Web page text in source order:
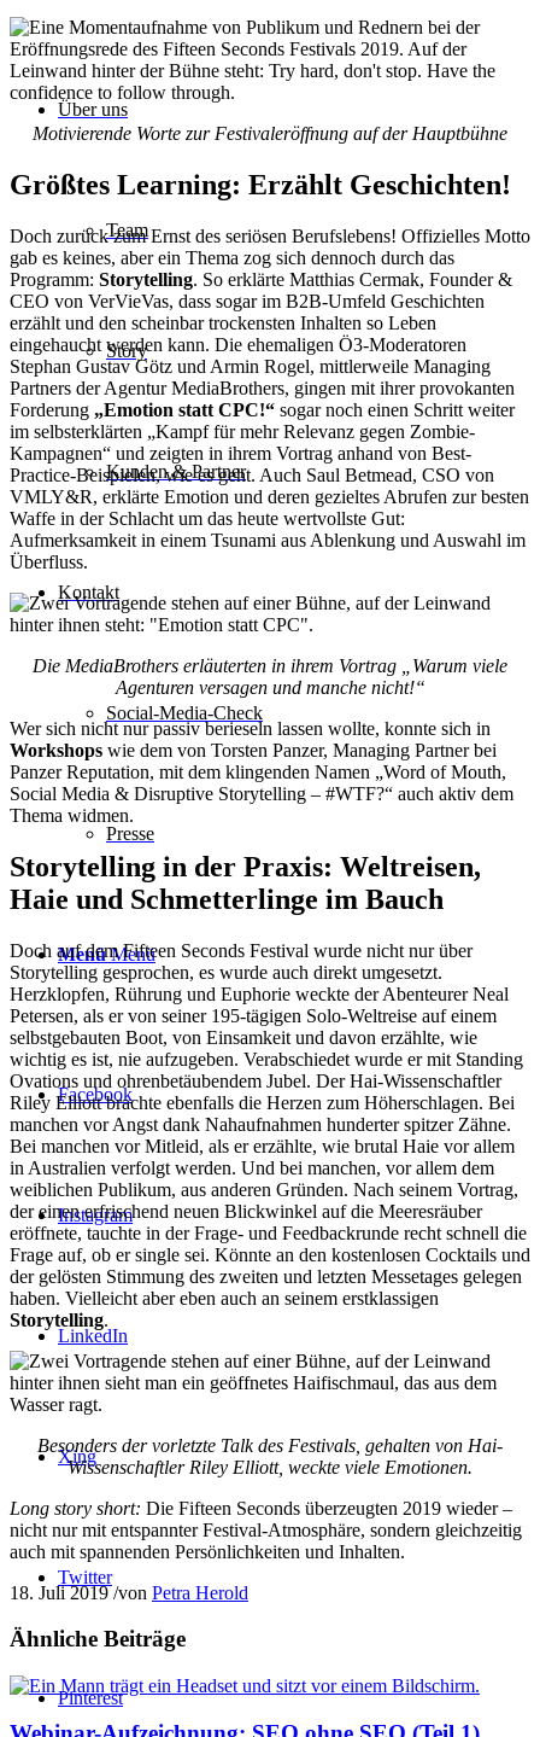
Über uns
Team
Story
Kunden & Partner
Kontakt
Social-Media-Check
Presse
Menü Menü
Facebook
Instagram
LinkedIn
Xing
Twitter
Pinterest
Motivierende Worte zur Festivaleröffnung auf der Hauptbühne
Größtes Learning: Erzählt Geschichten!
Doch zurück zum Ernst des seriösen Berufslebens! Offizielles Motto
gab es keines, aber ein Thema zog sich dennoch durch das
Programm: Storytelling. So erklärte Matthias Cermak, Founder &
CEO von VerVieVas, dass sogar im B2B-Umfeld Geschichten
erzählt und den scheinbar trockensten Inhalten so Leben
eingehaucht werden kann. Die ehemaligen Ö3-Moderatoren
Stephan Gustav Götz und Armin Rogel, mittlerweile Managing
Partners der Agentur MediaBrothers, gingen mit ihrer provokanten
Forderung „Emotion statt CPC!“ sogar noch einen Schritt weiter
im selbsterklärten „Kampf für mehr Relevanz gegen Zombie-
Kampagnen“ und zeigten in ihrem Vortrag anhand von Best-
Practice-Beispielen, wie es geht. Auch Saul Betmead, CSO von
VMLY&R, erklärte Emotion und deren gezieltes Abrufen zur besten
Waffe in der Schlacht um das heute wertvollste Gut:
Aufmerksamkeit in einem Tsunami aus Ablenkung und Auswahl im
Überfluss.
Die MediaBrothers erläuterten in ihrem Vortrag „Warum viele
Agenturen versagen und manche nicht!“
Wer sich nicht nur passiv berieseln lassen wollte, konnte sich in
Workshops wie dem von Torsten Panzer, Managing Partner bei
Panzer Reputation, mit dem klingenden Namen „Word of Mouth,
Social Media & Disruptive Storytelling – #WTF?“ auch aktiv dem
Thema widmen.
Storytelling in der Praxis: Weltreisen,
Haie und Schmetterlinge im Bauch
Doch auf dem Fifteen Seconds Festival wurde nicht nur über
Storytelling gesprochen, es wurde auch direkt umgesetzt.
Herzklopfen, Rührung und Euphorie weckte der Abenteurer Neal
Petersen, als er von seiner 195-tägigen Solo-Weltreise auf einem
selbstgebauten Boot, von Einsamkeit und davon erzählte, wie
wichtig es ist, nie aufzugeben. Verabschiedet wurde er mit Standing
Ovations und ohrenbetäubendem Jubel. Der Hai-Wissenschaftler
Riley Elliott brachte ebenfalls die Herzen zum Höherschlagen. Bei
manchen vor Angst dank Nahaufnahmen hunderter spitzer Zähne.
Bei manchen vor Mitleid, als er erzählte, wie brutal Haie vor allem
in Australien verfolgt werden. Und bei manchen, vor allem dem
weiblichen Publikum, aus anderen Gründen. Nach seinem Vortrag,
der einen erfrischend neuen Blickwinkel auf die Meeresräuber
eröffnete, tauchte in der Frage- und Feedbackrunde recht schnell die
Frage auf, ob er single sei. Könnte an den kostenlosen Cocktails und
der gelösten Stimmung des zweiten und letzten Messetages gelegen
haben. Vielleicht aber eben auch an seinem erstklassigen
Storytelling.
Besonders der vorletzte Talk des Festivals, gehalten von Hai-
Wissenschaftler Riley Elliott, weckte viele Emotionen.
Long story short: Die Fifteen Seconds überzeugten 2019 wieder –
nicht nur mit entspannter Festival-Atmosphäre, sondern gleichzeitig
auch mit spannenden Persönlichkeiten und Inhalten.
18. Juli 2019 /von Petra Herold
Ähnliche Beiträge